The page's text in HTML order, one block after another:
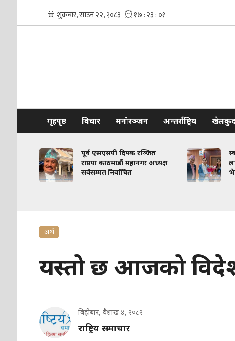
गृहपृष्ठ विचार मनोरञ्जन अन्तर्राष्ट्रिय खेलकुद
पूर्व एसएसपी दिपक रञ्जित
राप्रपा काठमाडौं महानगर अध्यक्ष
सर्वसम्मत निर्वाचित
अर्थ
यस्तो छ आजको
बिहीबार, वैशाख ४, २०८२
राष्ट्रिय समाचार